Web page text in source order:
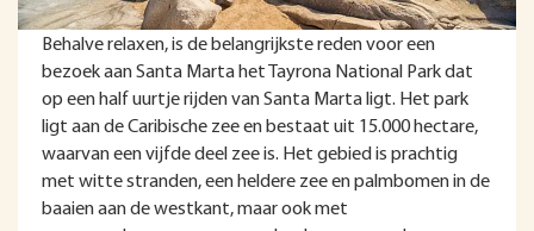
Behalve relaxen, is de belangrijkste reden voor een
bezoek aan Santa Marta het Tayrona National Park dat
op een half uurtje rijden van Santa Marta ligt. Het park
ligt aan de Caribische zee en bestaat uit 15.000 hectare,
waarvan een vijfde deel zee is. Het gebied is prachtig
met witte stranden, een heldere zee en palmbomen in de
baaien aan de westkant, maar ook met